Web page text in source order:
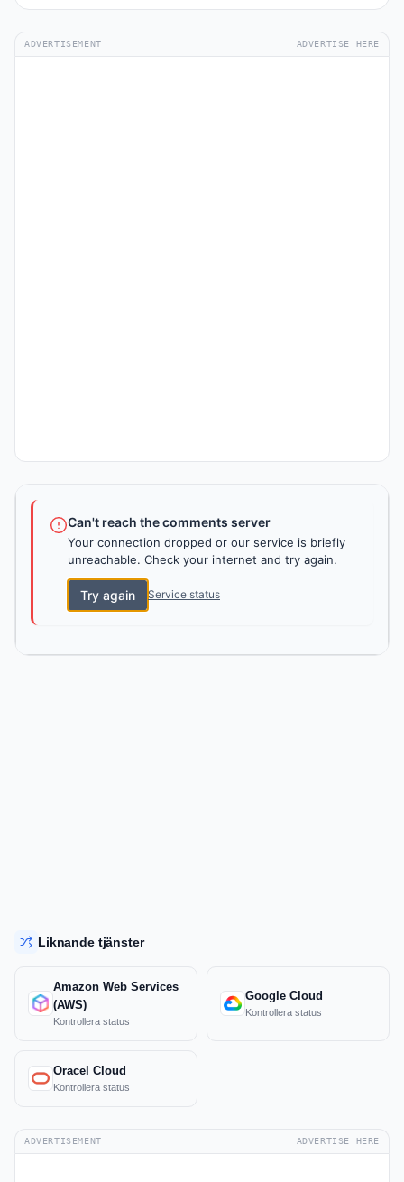
ADVERTISEMENT ADVERTISE HERE
Can't reach the comments server
Your connection dropped or our service is briefly
unreachable. Check your internet and try again.
Try again Service status
Liknande tjänster
Amazon Web Services
(AWS)
Kontrollera status
Google Cloud
Kontrollera status
Oracel Cloud
Kontrollera status
ADVERTISEMENT ADVERTISE HERE